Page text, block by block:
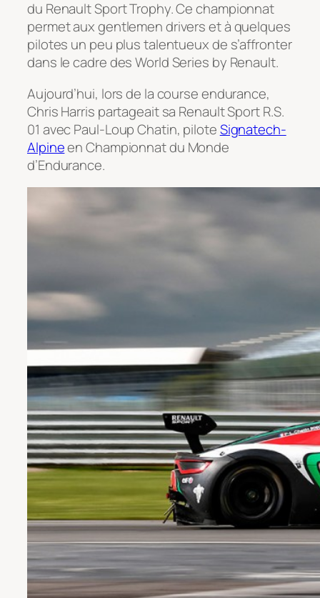
du Renault Sport Trophy. Ce championnat
permet aux gentlemen drivers et à quelques
pilotes un peu plus talentueux de s’affronter
dans le cadre des World Series by Renault.
Aujourd’hui, lors de la course endurance,
Chris Harris partageait sa Renault Sport R.S.
01 avec Paul-Loup Chatin, piloteSignatech-
Alpineen Championnat du Monde
d’Endurance.